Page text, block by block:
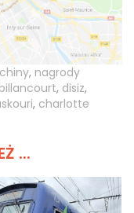
, nagrody
, disiz,
, charlotte
...